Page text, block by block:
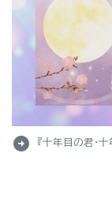
arrow_circle_right 『十年目の君・十